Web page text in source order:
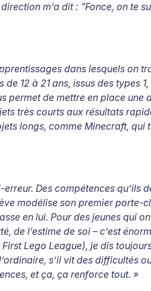
m’a dit : "Fonce, on te
dans lesquels on
12 à 21 ans, issus des types 1,
permet de mettre en place une
très courts aux résultats
longs, comme Minecraft, qui
Des compétences qu’ils
modélise son premier porte-
en lui. Pour des jeunes qui
de l’estime de soi – c’est
Lego League), je dis toujours
s’il vit des difficultés
et ça, ça renforce tout. »